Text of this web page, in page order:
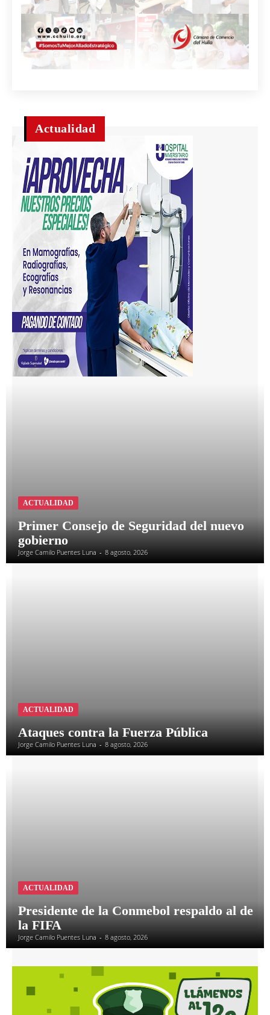
ACTUALIDAD
Primer Consejo de Seguridad del nuevo
gobierno
Jorge Camilo Puentes Luna - 8 agosto, 2026
ACTUALIDAD
Ataques contra la Fuerza Pública
Jorge Camilo Puentes Luna - 8 agosto, 2026
ACTUALIDAD
Presidente de la Conmebol respaldo al de
la FIFA
Jorge Camilo Puentes Luna - 8 agosto, 2026
Actualidad